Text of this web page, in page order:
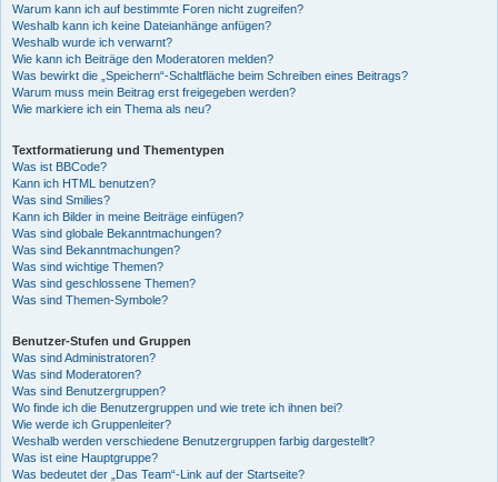
Warum kann ich auf bestimmte Foren nicht zugreifen?
Weshalb kann ich keine Dateianhänge anfügen?
Weshalb wurde ich verwarnt?
Wie kann ich Beiträge den Moderatoren melden?
Was bewirkt die „Speichern“-Schaltfläche beim Schreiben eines Beitrags?
Warum muss mein Beitrag erst freigegeben werden?
Wie markiere ich ein Thema als neu?
Textformatierung und Thementypen
Was ist BBCode?
Kann ich HTML benutzen?
Was sind Smilies?
Kann ich Bilder in meine Beiträge einfügen?
Was sind globale Bekanntmachungen?
Was sind Bekanntmachungen?
Was sind wichtige Themen?
Was sind geschlossene Themen?
Was sind Themen-Symbole?
Benutzer-Stufen und Gruppen
Was sind Administratoren?
Was sind Moderatoren?
Was sind Benutzergruppen?
Wo finde ich die Benutzergruppen und wie trete ich ihnen bei?
Wie werde ich Gruppenleiter?
Weshalb werden verschiedene Benutzergruppen farbig dargestellt?
Was ist eine Hauptgruppe?
Was bedeutet der „Das Team“-Link auf der Startseite?